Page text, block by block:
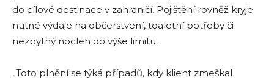
do cílové destinace v zahraničí. Pojištění rovněž kryje
nutné výdaje na občerstvení, toaletní potřeby či
nezbytný nocleh do výše limitu.
„Toto plnění se týká případů, kdy klient zmeškal